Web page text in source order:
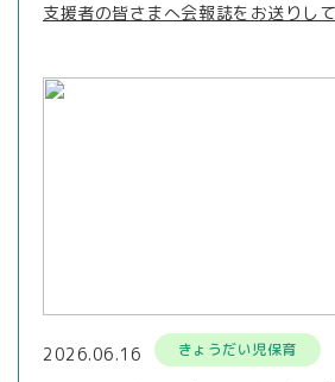
支援者の皆さまへ会報誌をお送りし
2026.06.16 きょうだい児保育